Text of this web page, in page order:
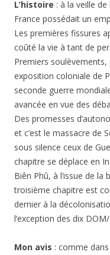
L’histoire : à la veille
France possédait un
Les premières fissures
coûté la vie à tant de
Premiers
exposition coloniale de
seconde guerre
avancée en vue des
Des promesses
et c’est le massacre de
sous silence ceux de
chapitre se déplace en
Biên Phû, à l’issue de
troisième chapitre est
dernier à la
l’exception des dix
Mon avis : comme